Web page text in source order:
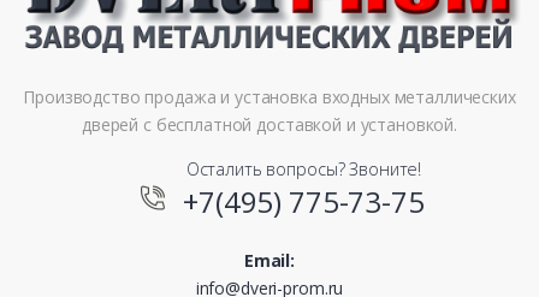
Производство продажа и установка входных металлических
дверей с бесплатной доставкой и установкой.
Осталить вопросы? Звоните!
+7(495) 775-73-75
Email:
info@dveri-prom.ru